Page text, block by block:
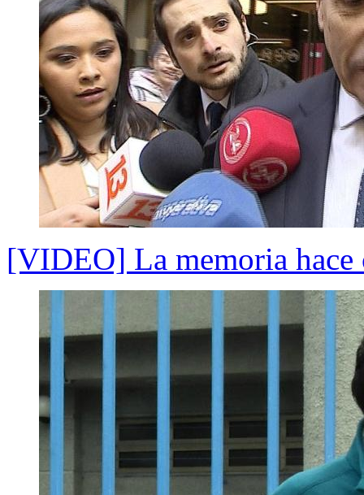
[VIDEO] La memoria hace